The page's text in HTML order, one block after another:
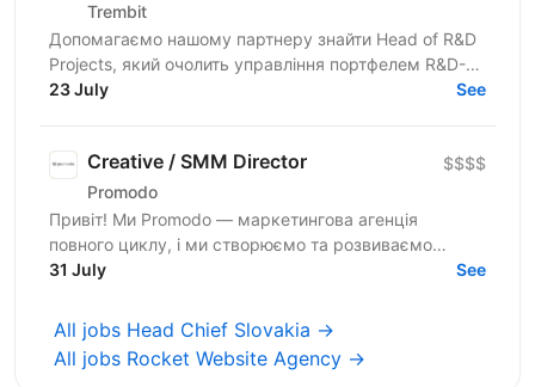
Trembit
Допомагаємо нашому партнеру знайти Head of R&D
Projects, який очолить управління портфелем R&D-
проєктів у сфері безпілотних авіаційних систем. Ми
23 July See
Creative / SMM Director
Promodo
$$$$
Привіт! Ми Promodo — маркетингова агенція
повного циклу, і ми створюємо та розвиваємо
лідерів ринку. Працюємо з великими клієнтами,
31 July See
All jobs Head Chief Slovakia →
All jobs Rocket Website Agency →